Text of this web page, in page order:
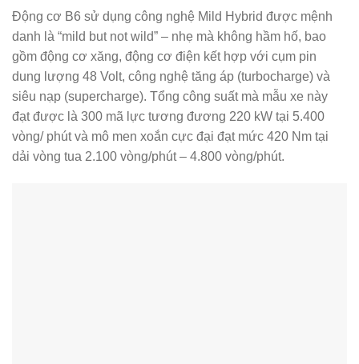
Động cơ B6 sử dụng công nghệ Mild Hybrid được mệnh
danh là “mild but not wild” – nhẹ mà không hầm hố, bao
gồm động cơ xăng, động cơ điện kết hợp với cụm pin
dung lượng 48 Volt, công nghệ tăng áp (turbocharge) và
siêu nạp (supercharge). Tổng công suất mà mẫu xe này
đạt được là 300 mã lực tương đương 220 kW tại 5.400
vòng/ phút và mô men xoắn cực đại đạt mức 420 Nm tại
dải vòng tua 2.100 vòng/phút – 4.800 vòng/phút.